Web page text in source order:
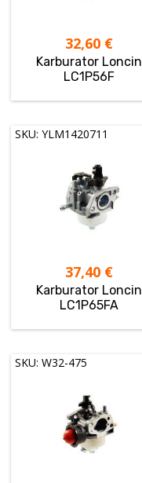
32,60 €
Karburator Loncin
LC1P56F
SKU: YLM1420711
37,40 €
Karburator Loncin
LC1P65FA
SKU: W32-475